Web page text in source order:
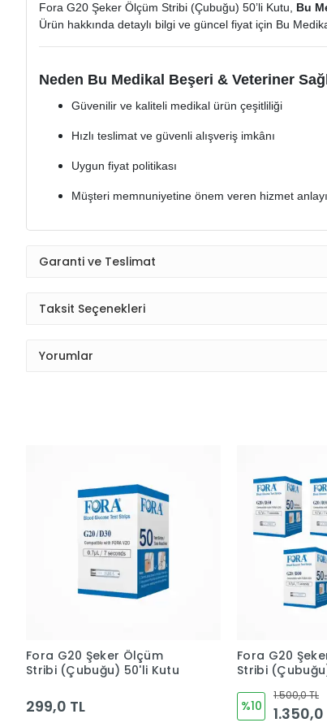
Fora G20 Şeker Ölçüm Stribi (Çubuğu) 50’li Kutu, Bu
Ürün hakkında detaylı bilgi ve güncel fiyat için Bu
Neden Bu Medikal Beşeri & Veteriner
Güvenilir ve kaliteli medikal ürün çeşitliliği
Hızlı teslimat ve güvenli alışveriş imkânı
Uygun fiyat politikası
Müşteri memnuniyetine önem veren hizmet
Garanti ve Teslimat
Taksit Seçenekleri
Yorumlar
Fora G20 Şeker Ölçüm
Stribi (Çubuğu) 50'li Kutu
299,0 TL
Fora G20
Stribi
%10
1.500,0 TL
1.350,0